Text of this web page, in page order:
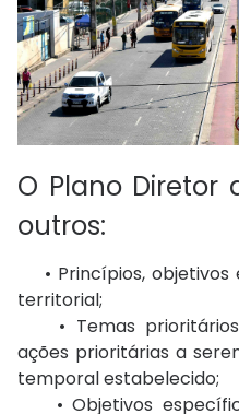
O Plano Diretor
outros:
• Princípios, objetivos
territorial;
• Temas
ações prioritárias a
temporal estabelecido;
• Objetivos